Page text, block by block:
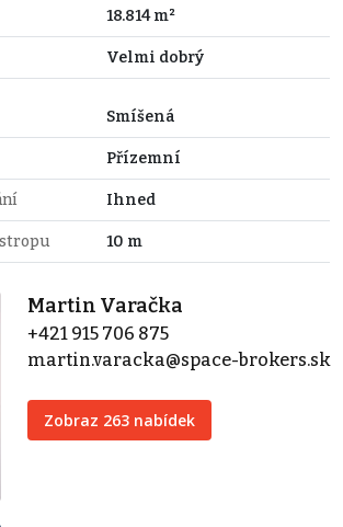
18.814 m²
Velmi dobrý
Smíšená
Přízemní
Ihned
10 m
Martin Varačka
+421 915 706 875
martin.varacka@space-brokers.sk
Zobraz 263 nabídek